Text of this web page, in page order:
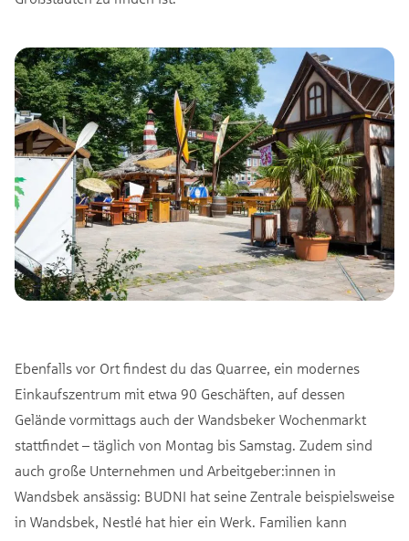
Ebenfalls vor Ort findest du das Quarree, ein modernes
Einkaufszentrum mit etwa 90 Geschäften, auf dessen
Gelände vormittags auch der Wandsbeker Wochenmarkt
stattfindet – täglich von Montag bis Samstag. Zudem sind
auch große Unternehmen und Arbeitgeber:innen in
Wandsbek ansässig: BUDNI hat seine Zentrale beispielsweise
in Wandsbek, Nestlé hat hier ein Werk. Familien kann